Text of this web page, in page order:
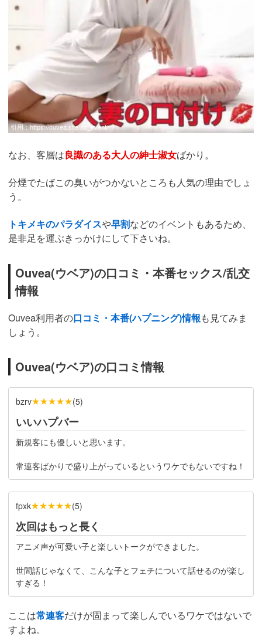
引用：https://ouvea.site/xo_event/
なお、客層は良識のある大人の紳士淑女ばかり。
分煙でたばこの臭いがつかないところも人気の理由でしょ
う。
トキメキのパラダイスや早割などのイベントもあるため、
是非足を運ぶきっかけにして下さいね。
Ouvea(ウベア)の口コミ・本番セックス/乱交
情報
Ouvea利用者の口コミ・本番(ハプニング)情報も見てみま
しょう。
Ouvea(ウベア)の口コミ情報
bzrv★★★★★(5)
いいハプバー
新規客にも優しいと思います。
常連客ばかりで盛り上がっているというワケでもないですね！
fpxk★★★★★(5)
次回はもっと長く
アニメ声が可愛い子と楽しいトークができました。
世間話じゃなくて、こんな子とフェチについて話せるのが楽し
すぎる！
ここは常連客だけが固まって楽しんでいるワケではないで
すよね。